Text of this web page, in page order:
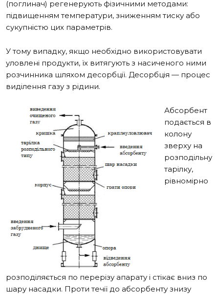
(поглинач) регенерують фізичними методами:
підвищенням температури, зниженням тиску або
сукупністю цих параметрів.
У тому випадку, якщо необхідно використовувати
уловлені продукти, їх витягують з насиченого ними
розчинника шляхом десорбції. Десорбція — процес
виділення газу з рідини.
Абсорбент
подається в
колону
зверху на
розподільну
тарілку,
рівномірно
розподіляється по перерізу апарату і стікає вниз по
шару насадки. Проти течії до абсорбенту знизу